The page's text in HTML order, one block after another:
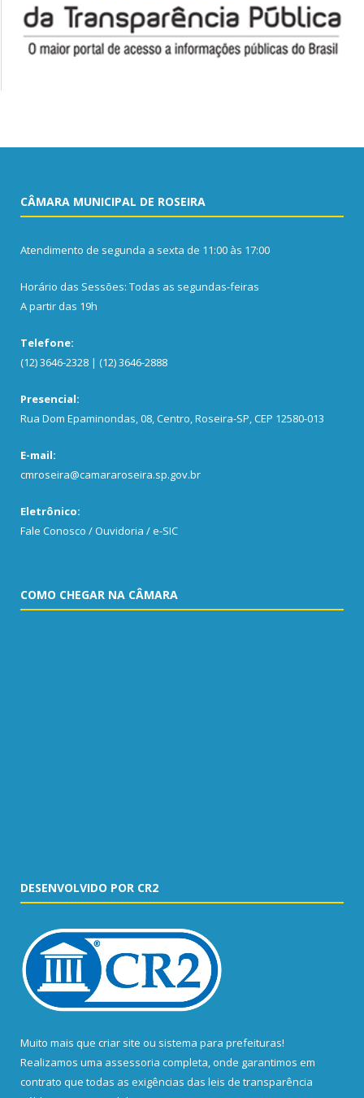
CÂMARA MUNICIPAL DE ROSEIRA
Atendimento de segunda a sexta de 11:00 às 17:00
Horário das Sessões: Todas as segundas-feiras
A partir das 19h
Telefone:
(12) 3646-2328 | (12) 3646-2888
Presencial:
Rua Dom Epaminondas, 08, Centro, Roseira-SP, CEP 12580-013
E-mail:
cmroseira@camararoseira.sp.gov.br
Eletrônico:
Fale Conosco / Ouvidoria / e-SIC
COMO CHEGAR NA CÂMARA
DESENVOLVIDO POR CR2
Muito mais que criar site ou sistema para prefeituras!
Realizamos uma assessoria completa, onde garantimos em
contrato que todas as exigências das leis de transparência